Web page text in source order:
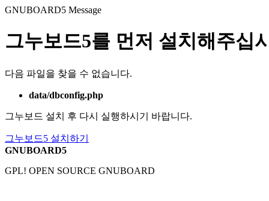
GNUBOARD5 Message
그누보드5를 먼저 설치해주십
다음 파일을 찾을 수 없습니다.
data/dbconfig.php
그누보드 설치 후 다시 실행하시기 바랍니다.
그누보드5 설치하기
GNUBOARD5
GPL! OPEN SOURCE GNUBOARD